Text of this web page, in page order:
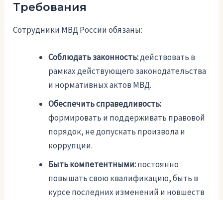
Требования
Сотрудники МВД России обязаны:
Соблюдать законность:действовать в
рамках действующего законодательства
и нормативных актов МВД.
Обеспечить справедливость:
формировать и поддерживать правовой
порядок, не допускать произвола и
коррупции.
Быть компетентными:постоянно
повышать свою квалификацию, быть в
курсе последних изменений и новшеств